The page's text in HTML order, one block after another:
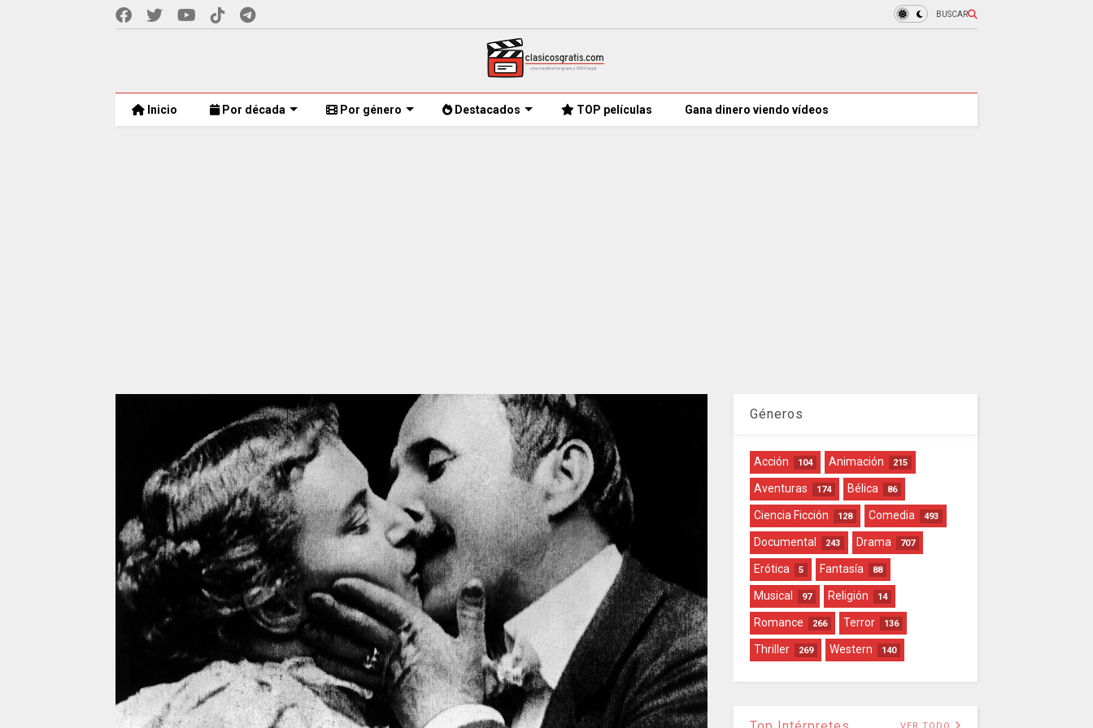
BUSCAR
Inicio Por década Por género Destacados TOP películas Gana dinero viendo vídeos
Géneros
Acción 104 Animación 215
Aventuras 174 Bélica 86
Ciencia Ficción 128 Comedia 493
Documental 243 Drama 707
Erótica 5 Fantasía 88
Musical 97 Religión 14
Romance 266 Terror 136
Thriller 269 Western 140